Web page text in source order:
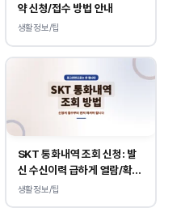
약 신청/접수 방법 안내
생활정보/팁
SKT 통화내역 조회 신청: 발
신 수신이력 급하게 열람/확인
하는 방법
생활정보/팁